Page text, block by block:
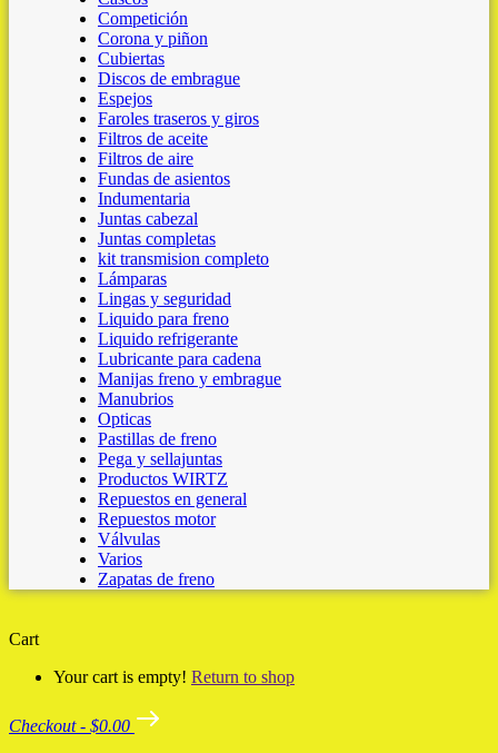
Competición
Corona y piñon
Cubiertas
Discos de embrague
Espejos
Faroles traseros y giros
Filtros de aceite
Filtros de aire
Fundas de asientos
Indumentaria
Juntas cabezal
Juntas completas
kit transmision completo
Lámparas
Lingas y seguridad
Liquido para freno
Liquido refrigerante
Lubricante para cadena
Manijas freno y embrague
Manubrios
Opticas
Pastillas de freno
Pega y sellajuntas
Productos WIRTZ
Repuestos en general
Repuestos motor
Válvulas
Varios
Zapatas de freno
Cart
Your cart is empty! Return to shop
Checkout - $0.00